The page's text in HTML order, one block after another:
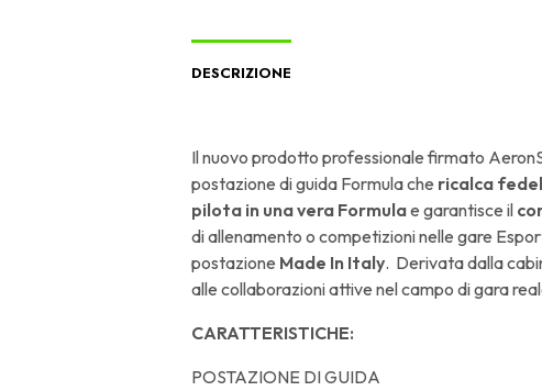
DESCRIZIONE
Il nuovo prodotto professionale firmato
postazione di guida Formula che ricalca
pilota in una vera Formulae garantisce il
di allenamento o competizioni nelle gare
postazione Made In Italy. Derivata dalla
alle collaborazioni attive nel campo di gara
CARATTERISTICHE:
POSTAZIONE DI GUIDA